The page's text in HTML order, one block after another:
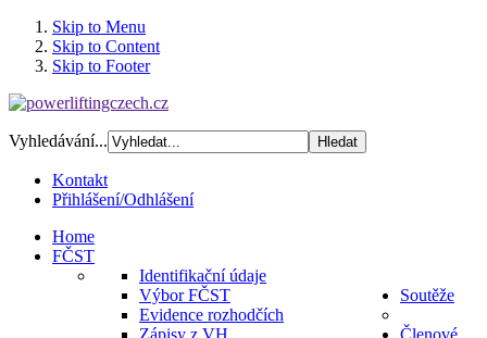
Skip to Menu
Skip to Content
Skip to Footer
Vyhledávání...
Kontakt
Přihlášení/Odhlášení
Home
FČST
Identifikační údaje
Výbor FČST
Evidence rozhodčích
Zápisy z VH
Soutěže
Členové